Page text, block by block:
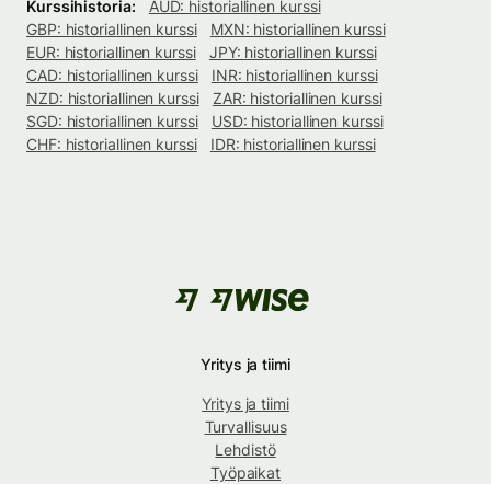
Kurssihistoria:
AUD: historiallinen kurssi
GBP: historiallinen kurssi
MXN: historiallinen kurssi
EUR: historiallinen kurssi
JPY: historiallinen kurssi
CAD: historiallinen kurssi
INR: historiallinen kurssi
NZD: historiallinen kurssi
ZAR: historiallinen kurssi
SGD: historiallinen kurssi
USD: historiallinen kurssi
CHF: historiallinen kurssi
IDR: historiallinen kurssi
Yritys ja tiimi
Yritys ja tiimi
Turvallisuus
Lehdistö
Työpaikat